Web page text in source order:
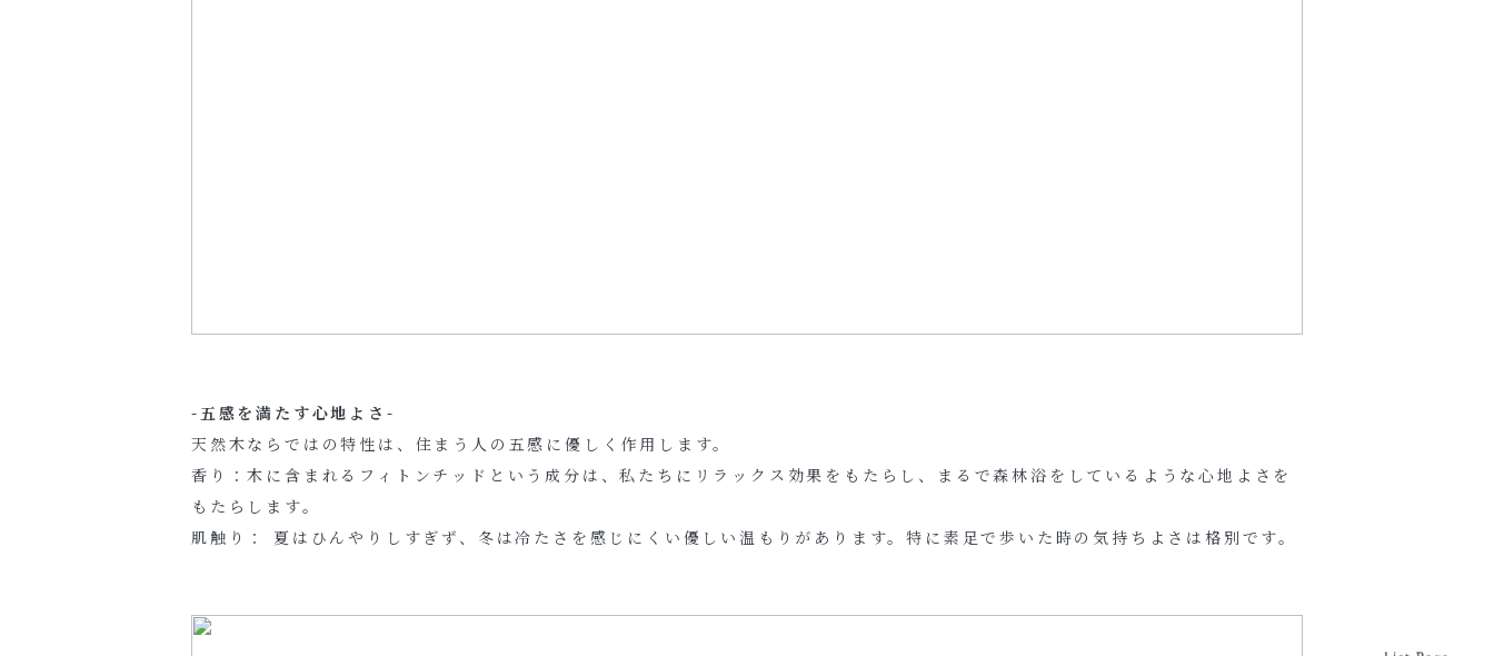
-五感を満たす心地よさ-
天然木ならではの特性は、住まう人の五感に優しく作用します。
香り：木に含まれるフィトンチッドという成分は、私たちにリラックス効果をもたらし、まるで森林浴をしているような心地よさを
もたらします。
肌触り： 夏はひんやりしすぎず、冬は冷たさを感じにくい優しい温もりがあります。特に素足で歩いた時の気持ちよさは格別です。